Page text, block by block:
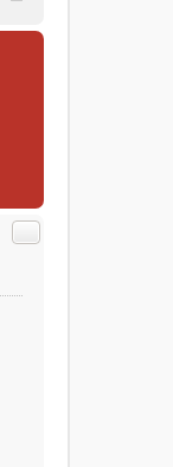
Citer